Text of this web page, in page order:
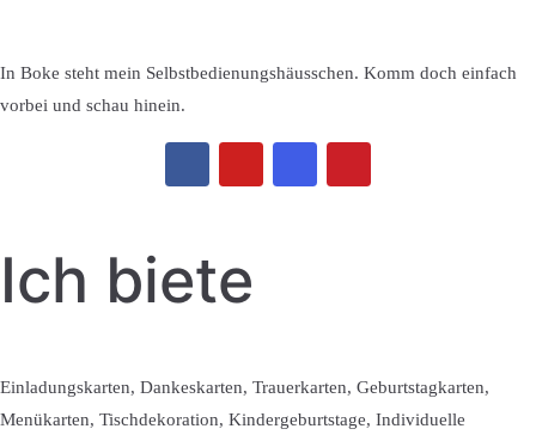
In Boke steht mein Selbstbedienungshäusschen. Komm doch einfach
vorbei und schau hinein.
Ich biete
Einladungskarten, Dankeskarten, Trauerkarten, Geburtstagkarten,
Menükarten, Tischdekoration, Kindergeburtstage, Individuelle